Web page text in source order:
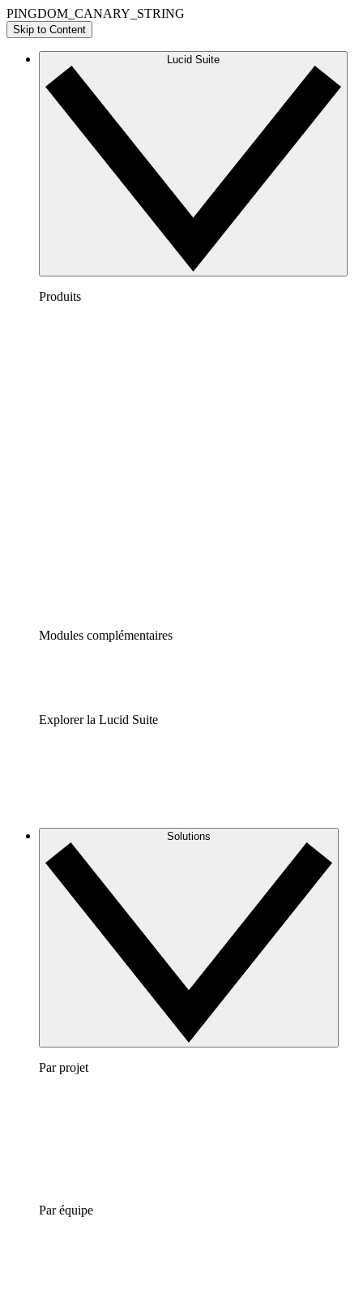
PINGDOM_CANARY_STRING
Skip to Content
Lucid Suite
Produits
Modules complémentaires
Explorer la Lucid Suite
Solutions
Par projet
Par équipe